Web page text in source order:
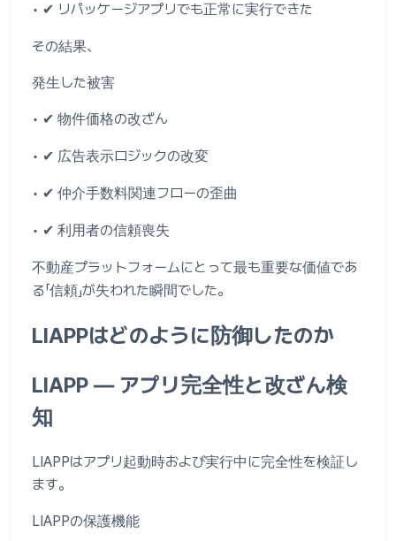
• ✔ リパッケージアプリでも正常に実行できた
その結果、
発生した被害
• ✔ 物件価格の改ざん
• ✔ 広告表示ロジックの改変
• ✔ 仲介手数料関連フローの歪曲
• ✔ 利用者の信頼喪失
不動産プラットフォームにとって最も重要な価値であ
る「信頼」が失われた瞬間でした。
LIAPPはどのように防御したのか
LIAPP ― アプリ完全性と改ざん検
知
LIAPPはアプリ起動時および実行中に完全性を検証し
ます。
LIAPPの保護機能